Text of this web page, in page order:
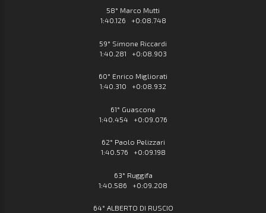
58° Marco Mutti
1:40.126 +0:08.748
59° Simone Riccardi
1:40.281 +0:08.903
60° Enrico Migliorati
1:40.310 +0:08.932
61° Guascone
1:40.454 +0:09.076
62° Paolo Pelizzari
1:40.576 +0:09.198
63° Ruggifa
1:40.586 +0:09.208
64° ALBERTO DI RUSCIO